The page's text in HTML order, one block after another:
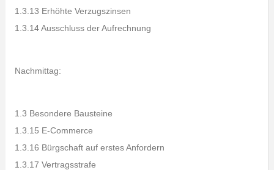
1.3.13 Erhöhte Verzugszinsen
1.3.14 Ausschluss der Aufrechnung
Nachmittag:
1.3 Besondere Bausteine
1.3.15 E-Commerce
1.3.16 Bürgschaft auf erstes Anfordern
1.3.17 Vertragsstrafe